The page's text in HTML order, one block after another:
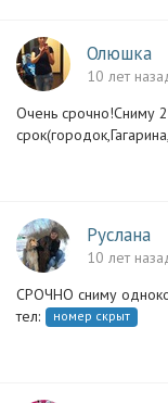
Олюшка
10 лет
Очень срочно!Сниму
Руслана
10 лет
СРОЧНО сниму
тел:
номер скрыт